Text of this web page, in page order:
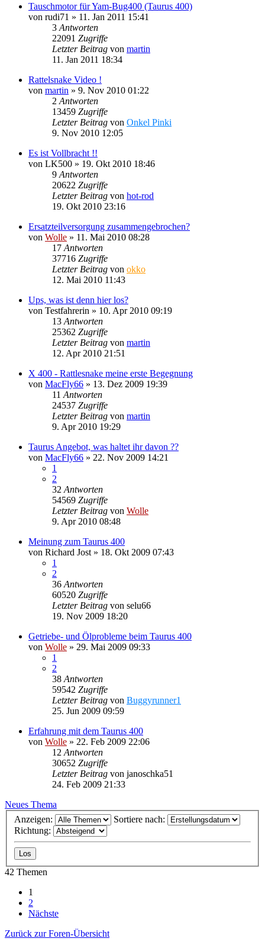
Tauschmotor für Yam-Bug400 (Taurus 400)
von rudi71 » 11. Jan 2011 15:41
3 Antworten
22091 Zugriffe
Letzter Beitrag von martin
11. Jan 2011 18:34
Rattelsnake Video !
von martin » 9. Nov 2010 01:22
2 Antworten
13459 Zugriffe
Letzter Beitrag von Onkel Pinki
9. Nov 2010 12:05
Es ist Vollbracht !!
von LK500 » 19. Okt 2010 18:46
9 Antworten
20622 Zugriffe
Letzter Beitrag von hot-rod
19. Okt 2010 23:16
Ersatzteilversorgung zusammengebrochen?
von Wolle » 11. Mai 2010 08:28
17 Antworten
37716 Zugriffe
Letzter Beitrag von okko
12. Mai 2010 11:43
Ups, was ist denn hier los?
von Testfahrerin » 10. Apr 2010 09:19
13 Antworten
25362 Zugriffe
Letzter Beitrag von martin
12. Apr 2010 21:51
X 400 - Rattlesnake meine erste Begegnung
von MacFly66 » 13. Dez 2009 19:39
11 Antworten
24537 Zugriffe
Letzter Beitrag von martin
9. Apr 2010 19:29
Taurus Angebot, was haltet ihr davon ??
von MacFly66 » 22. Nov 2009 14:21
1
2
32 Antworten
54569 Zugriffe
Letzter Beitrag von Wolle
9. Apr 2010 08:48
Meinung zum Taurus 400
von Richard Jost » 18. Okt 2009 07:43
1
2
36 Antworten
60520 Zugriffe
Letzter Beitrag von selu66
19. Nov 2009 18:20
Getriebe- und Ölprobleme beim Taurus 400
von Wolle » 29. Mai 2009 09:33
1
2
38 Antworten
59542 Zugriffe
Letzter Beitrag von Buggyrunner1
25. Jun 2009 09:59
Erfahrung mit dem Taurus 400
von Wolle » 22. Feb 2009 22:06
12 Antworten
30652 Zugriffe
Letzter Beitrag von janoschka51
24. Feb 2009 21:33
Neues Thema
Anzeigen:
Sortiere nach:
Richtung:
42 Themen
1
2
Nächste
Zurück zur Foren-Übersicht